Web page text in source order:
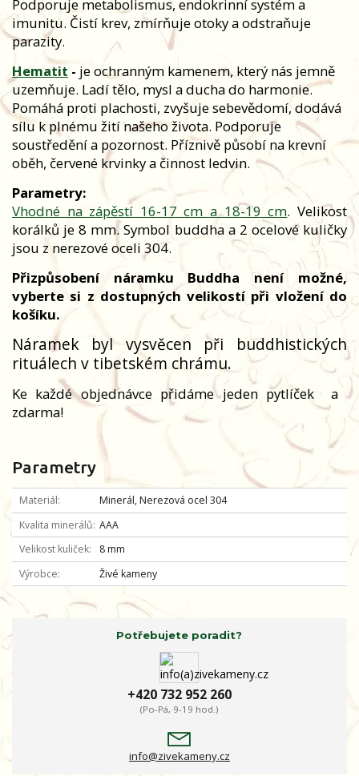
Podporuje metabolismus, endokrinní systém a
imunitu. Čistí krev, zmírňuje otoky a odstraňuje
parazity.
Hematit - je ochranným kamenem, který nás jemně
uzemňuje. Ladí tělo, mysl a ducha do harmonie.
Pomáhá proti plachosti, zvyšuje sebevědomí, dodává
sílu k plnému žití našeho života. Podporuje
soustředění a pozornost. Příznivě působí na krevní
oběh, červené krvinky a činnost ledvin.
Parametry:
Vhodné na zápěstí 16-17 cm a 18-19 cm. Velikost
korálků je 8 mm. Symbol buddha a 2 ocelové kuličky
jsou z nerezové oceli 304.
Přizpůsobení náramku Buddha není možné,
vyberte si z dostupných velikostí při vložení do
košíku.
Náramek byl vysvěcen při buddhistických
rituálech v tibetském chrámu.
Ke každé objednávce přidáme jeden pytlíček
a
zdarma!
Parametry
Materiál
Minerál, Nerezová ocel 304
Kvalita minerálů AAA
Velikost kuliček
8 mm
Výrobce
Živé kameny
Potřebujete poradit?
+420 732 952 260
(Po-Pá, 9-19 hod.)
info@zivekameny.cz